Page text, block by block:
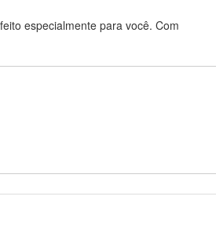
especialmente para você. Com